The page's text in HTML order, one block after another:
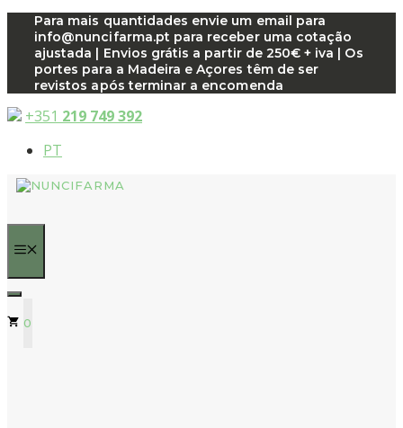
Saltar
para
conteúdo
Para mais quantidades envie um email para
info@nuncifarma.pt para receber uma cotação
ajustada | Envios grátis a partir de 250€ + iva | Os
portes para a Madeira e Açores têm de ser
revistos após terminar a encomenda
+351 219 749 392
PT
0